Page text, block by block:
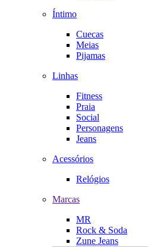
Íntimo
Cuecas
Meias
Pijamas
Linhas
Fitness
Praia
Social
Personagens
Jeans
Acessórios
Relógios
Marcas
MR
Rock & Soda
Zune Jeans